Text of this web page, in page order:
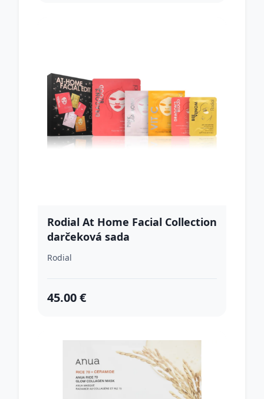
Rodial At Home Facial Collection
darčeková sada
Rodial
45.00 €